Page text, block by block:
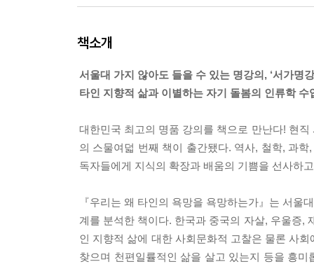
책소개
서울대 가지 않아도 들을 수 있는 명강의, ‘서가명강
타인 지향적 삶과 이별하는 자기 돌봄의 인류학 수
대한민국 최고의 명품 강의를 책으로 만난다! 현
의 스물여덟 번째 책이 출간됐다. 역사, 철학, 과
독자들에게 지식의 확장과 배움의 기쁨을 선사하
『우리는 왜 타인의 욕망을 욕망하는가』는 서
계를 분석한 책이다. 한국과 중국의 자살, 우울증,
인 지향적 삶에 대한 사회문화적 고찰은 물론 사
찾으며 천편일률적인 삶을 살고 있는지 등을 흥